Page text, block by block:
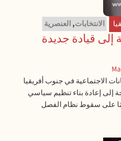
الانتخابات,العنصرية
إلى قيادة جديدة
الاجتماعية في جنوب أفريقيا
إلى إعادة بناء تنظيم سياسي
على سقوط نظام الفصل